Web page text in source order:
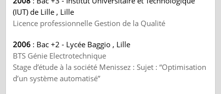
(IUT) de Lille , Lille
Licence professionnelle Gestion de la Qualité
2006 : Bac +2 - Lycée Baggio , Lille
BTS Génie Electrotechnique
Stage d’étude à la société Menissez : Sujet : “Optimisation
d’un système automatisé”